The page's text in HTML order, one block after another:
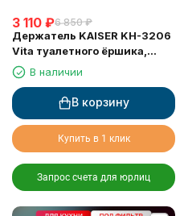
3 110 ₽6 850 ₽
Держатель KAISER KH-3206
Vita туалетного ёршика,
настенный
В наличии
В корзину
Купить в 1 клик
Запрос счета для юрлиц